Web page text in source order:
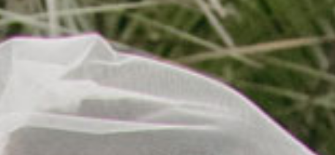
CONTACT
FOLLOW ME